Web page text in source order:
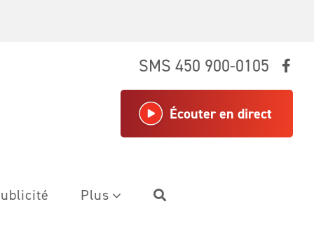
SMS 450 900-0105
Écouter en direct
Plus